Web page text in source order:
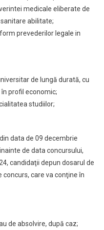
medicale eliberate de
abilitate;
prevederilor legale in
de lungă durată, cu
profil economic;
studiilor;
data de 09 decembrie
de data concursului,
candidaţii depun dosarul de
care va conţine în
de absolvire, după caz;